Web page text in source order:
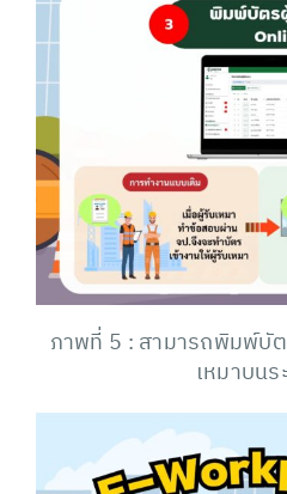
ภาพที่ 5 : สามารถพิมพ์บั
เหมาบน